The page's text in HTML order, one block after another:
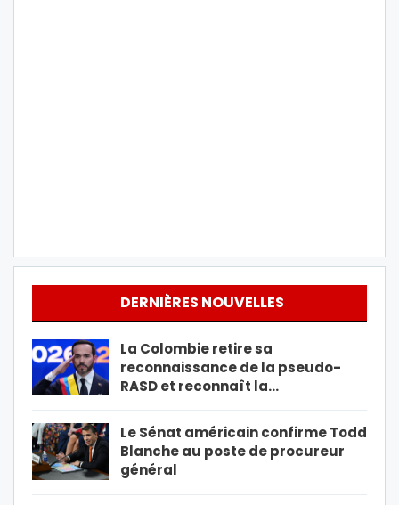
DERNIÈRES NOUVELLES
La Colombie retire sa
reconnaissance de la pseudo-
RASD et reconnaît la…
Le Sénat américain confirme Todd
Blanche au poste de procureur
général